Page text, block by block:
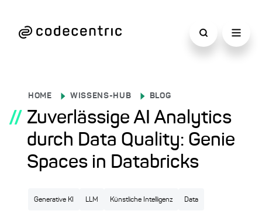
HOME WISSENS-HUB BLOG
// Zuverlässige AI Analytics
durch Data Quality: Genie
Spaces in Databricks
Generative KI LLM Künstliche Intelligenz Data